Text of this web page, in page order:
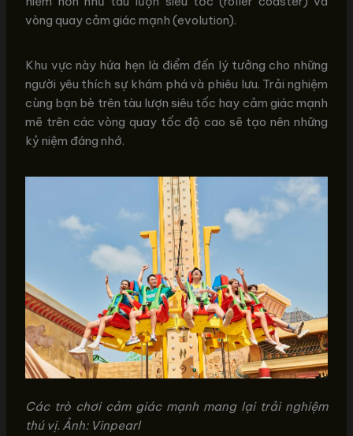
vòng quay cảm giác mạnh (evolution).
Khu vực này hứa hẹn là điểm đến lý tưởng cho những
người yêu thích sự khám phá và phiêu lưu. Trải nghiệm
cùng bạn bè trên tàu lượn siêu tốc hay cảm giác mạnh
mẽ trên các vòng quay tốc độ cao sẽ tạo nên những
kỷ niệm đáng nhớ.
Các trò chơi cảm giác mạnh mang lại trải nghiệm
thú vị. Ảnh: Vinpearl